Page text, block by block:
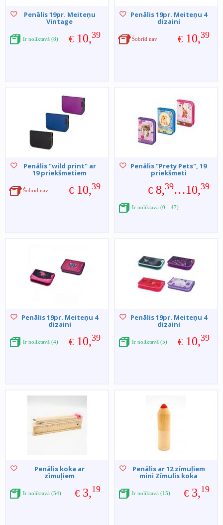
Penālis 19pr. Meiteņu
Vintage
€ 10,39
Ir noliktavā (8)
Penālis 19pr. Meiteņu 4
dizaini
€ 10,39
Šobrīd nav
Penālis "wild print" ar
19 priekšmetiem
€ 10,39
Šobrīd nav
Penālis "Prety Pets", 19
priekšmeti
€ 8,39…10,39
Ir noliktavā (0…47)
Penālis 19pr. Meiteņu 4
dizaini
€ 10,39
Ir noliktavā (4)
Penālis 19pr. Meiteņu 4
dizaini
€ 10,39
Ir noliktavā (5)
Penālis koka ar
zīmuļiem
€ 3,19
Ir noliktavā (54)
Penālis ar 12 zīmuļiem
mini Zīmulis koka
€ 3,19
Ir noliktavā (15)